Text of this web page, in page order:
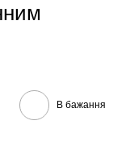
В бажання